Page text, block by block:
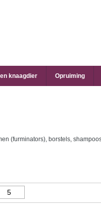
knaagdier Opruiming
(furminators), borstels,